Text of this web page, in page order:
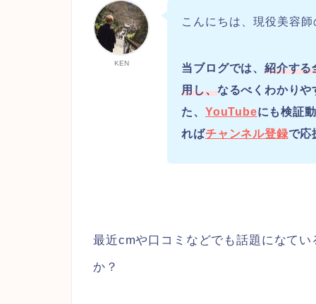
KEN
こんにちは、現役美容
当ブログでは、 紹介する
用し、なるべくわかりや
た、 YouTubeにも検証
ればチャンネル登録で応
最近cmや口コミなどでも話題になてい
か？